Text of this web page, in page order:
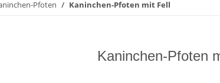
Pfoten Kaninchen-Pfoten mit Fell
Kaninchen-Pfoten